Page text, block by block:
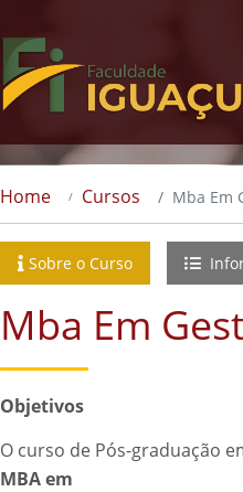
Home Cursos Mba Em
Sobre o Curso
Mba Em
Objetivos
O curso de Pós-graduação
MBA em